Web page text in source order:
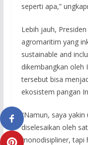
seperti apa,”
Lebih jauh,
agromaritim yang
sustainable and
dikembangkan oleh
tersebut bisa
ekosistem pangan
“Namun, saya
diselesaikan oleh
monodisipliner, tapi